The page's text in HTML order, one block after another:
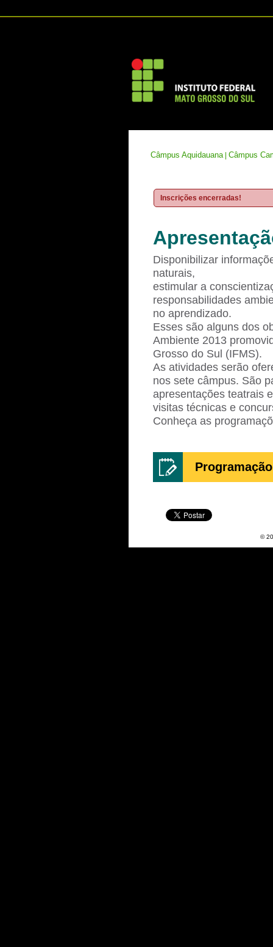
Câmpus Aquidauana| Câmpus
Inscrições encerradas!
Disponibilizar
naturais,
estimular a
responsabilidades
no aprendizado.
Esses são alguns dos
Ambiente 2013
Grosso do Sul (IFMS).
As atividades serão
nos sete câmpus. São
apresentações teatrais
visitas técnicas e
Conheça as
©